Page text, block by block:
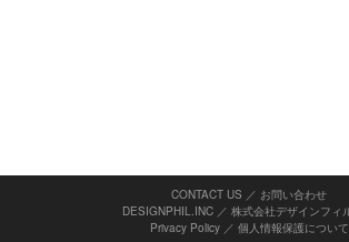
CONTACT US ／ お問い合わせ
DESIGNPHIL.INC ／ 株式会社デザインフィ
Privacy Policy／ 個人情報保護について